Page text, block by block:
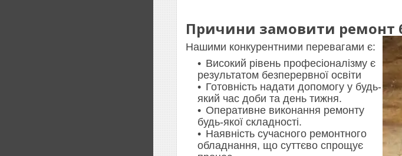
Причини замовити ремонт
Нашими конкурентними перевагами є:
Високий рівень професіоналізму є
результатом безперервної освіти
Готовність надати допомогу у будь-
який час доби та день тижня.
Оперативне виконання ремонту
будь-якої складності.
Наявність сучасного ремонтного
обладнання, що суттєво спрощує